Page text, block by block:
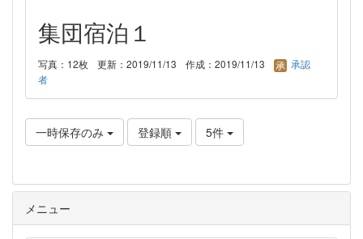
集団宿泊１
写真：12枚 更新：2019/11/13 作成：2019/11/13
承認
者
一時保存のみ 登録順 5件
メニュー